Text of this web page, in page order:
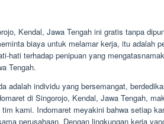
Kendal, Jawa Tengah ini gratis tanpa
biaya untuk melamar kerja, itu adalah
hati terhadap penipuan yang
Tengah.
adalah individu yang bersemangat,
di Singorojo, Kendal, Jawa Tengah,
kami. Indomaret meyakini bahwa setiap
perusahaan. Dengan lingkungan kerja